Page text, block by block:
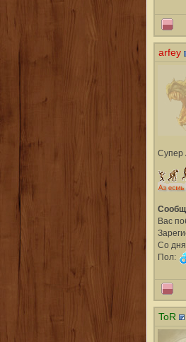
arfey
Супер
Вас
Со дня
Пол:
ToR